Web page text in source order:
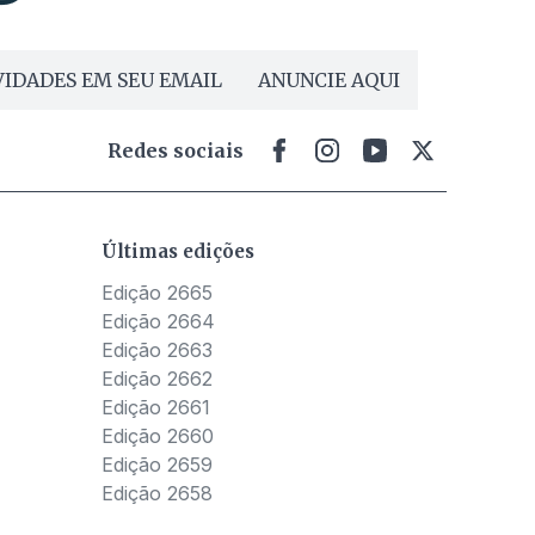
EM SEU EMAIL ANUNCIE AQUI
Redes sociais
Últimas edições
Edição 2665
Edição 2664
Edição 2663
Edição 2662
Edição 2661
Edição 2660
Edição 2659
Edição 2658